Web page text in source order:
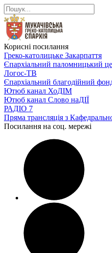
Корисні посилання
Греко-католицьке Закарпаття
Єпархіальний паломницький
Логос-ТВ
Єпархіальний благодійний
Ютюб канал ХоДІМ
Ютюб канал Слово наДІЇ
РАДІО 7
Пряма трансляція з
Посилання на соц. мережі